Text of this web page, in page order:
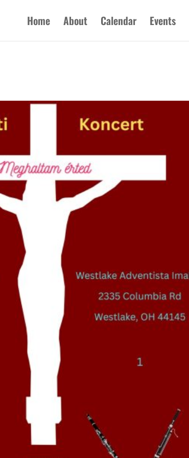
Home About Calendar Events